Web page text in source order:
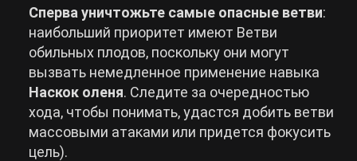
Сперва уничтожьте самые опасные ветви:
наибольший приоритет имеют Ветви
обильных плодов, поскольку они могут
вызвать немедленное применение навыка
Наскок оленя. Следите за очередностью
хода, чтобы понимать, удастся добить ветви
массовыми атаками или придется фокусить
цель).